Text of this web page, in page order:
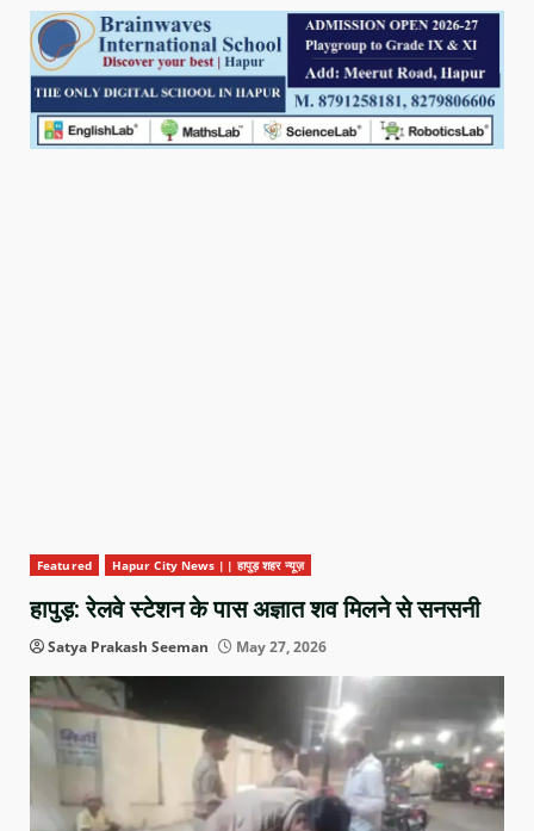
Featured Hapur City News || हापुड़ शहर न्यूज़
हापुड़: रेलवे स्टेशन के पास अज्ञात शव मिलने से सनसनी
Satya Prakash Seeman May 27, 2026